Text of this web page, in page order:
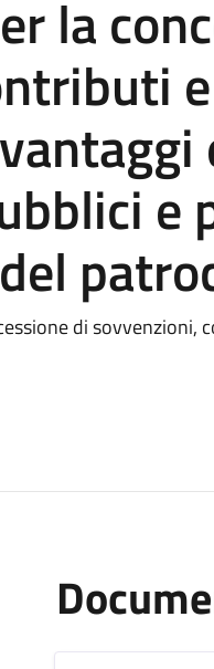
la
e
e
di sovvenzioni,